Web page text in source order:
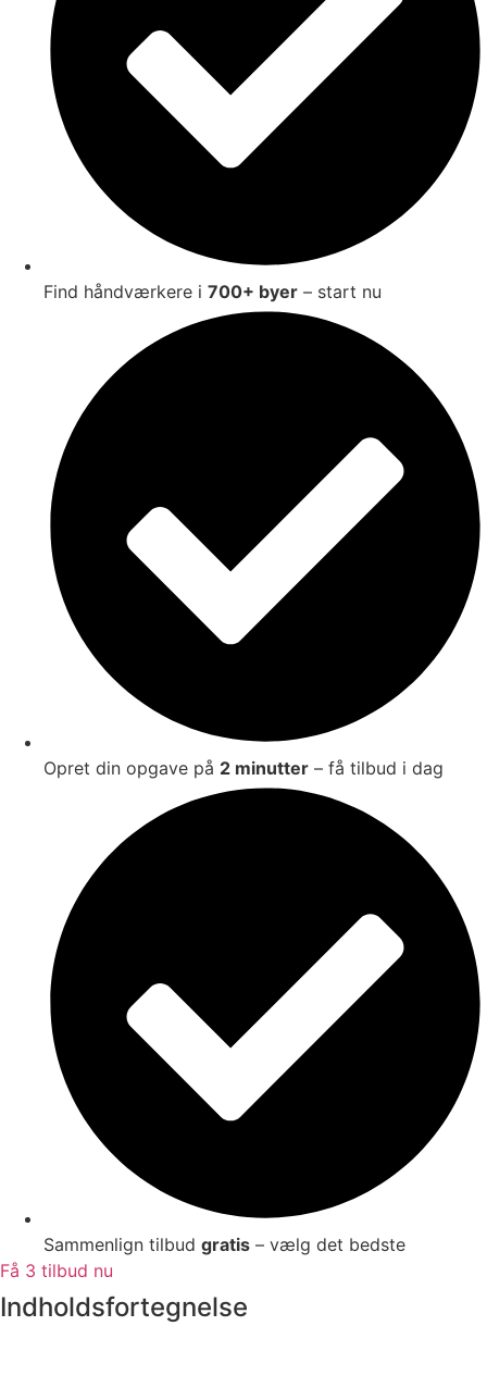
Find håndværkere i 700+ byer – start nu
Opret din opgave på 2 minutter – få tilbud i dag
Sammenlign tilbud gratis – vælg det bedste
Få 3 tilbud nu
Indholdsfortegnelse